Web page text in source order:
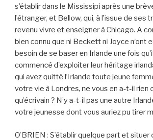
s’établir dans le Mississipi après une
l’étranger, et Bellow, qui, à l’issue de ses
revenu vivre et enseigner à Chicago. A
bien connu que ni Beckett ni Joyce n’ont
besoin de se baser en Irlande une fois
commencé d’exploiter leur héritage
qui avez quitté l’Irlande toute jeune
votre vie à Londres, ne vous en a-t-il rien
qu’écrivain ? N’y a-t-il pas une autre
votre jeunesse dont vous auriez pu tirer
O’BRIEN : S’établir quelque part et situer